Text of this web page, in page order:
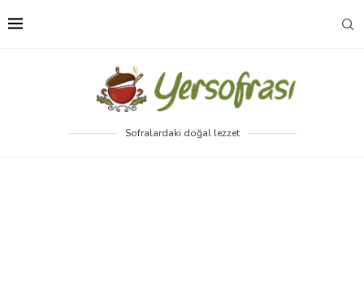
Sofralardaki doğal lezzet